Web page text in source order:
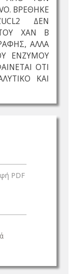
ΒΡΕΘΗΚΕ
ΔΕΝ
XAN B
ΑΛΛΑ
ΕΝΖΥΜΟΥ
ΟΤΙ
ΚΑΙ
PDF